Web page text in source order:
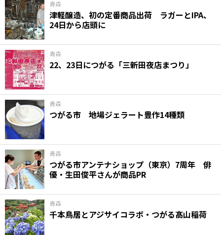
青森
津軽醸造、初の定番商品出荷 ラガーとIPA、
24日から店頭に
青森
22、23日につがる「三新田夜店まつり」
青森
つがる市 地場ジェラート豊作14種類
青森
つがる市アンテナショップ（東京）7周年 俳
優・生田俊平さんが商品PR
青森
千本鳥居とアジサイコラボ・つがる髙山稲荷